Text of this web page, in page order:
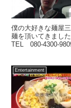
僕の大好きな麺屋
麺を頂いてきまし
TEL 080-4300-
Entertainment